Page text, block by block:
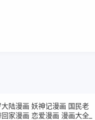
陆漫画 妖神记漫画 国民老
家漫画 恋爱漫画 漫画大全_